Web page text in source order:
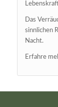
Das
sinnlichen
Nacht.
Erfahre